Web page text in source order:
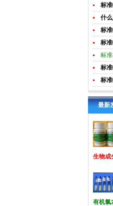
标
什
标
标
标
标
标
最新
生物成
有机氯